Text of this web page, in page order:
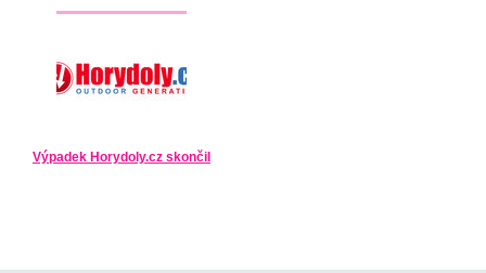
Výpadek Horydoly.cz skončil